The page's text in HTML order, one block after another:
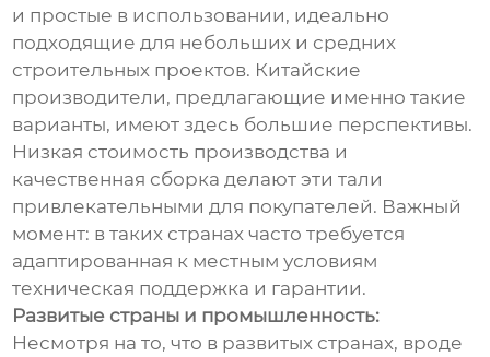
и простые в использовании, идеально
подходящие для небольших и средних
строительных проектов. Китайские
производители, предлагающие именно такие
варианты, имеют здесь большие перспективы.
Низкая стоимость производства и
качественная сборка делают эти тали
привлекательными для покупателей. Важный
момент: в таких странах часто требуется
адаптированная к местным условиям
техническая поддержка и гарантии.
Развитые страны и промышленность:
Несмотря на то, что в развитых странах, вроде